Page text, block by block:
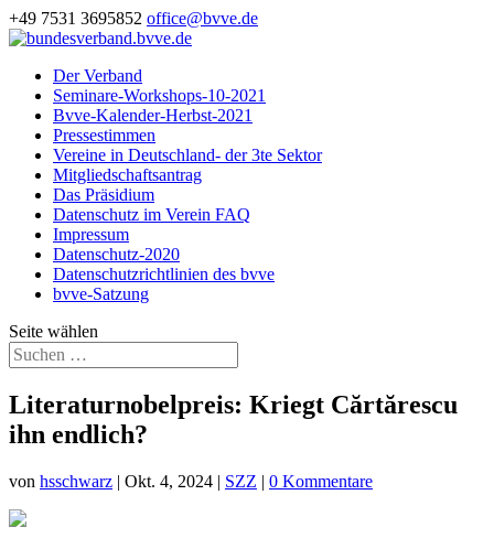
+49 7531 3695852 office@bvve.de
Der Verband
Seminare-Workshops-10-2021
Bvve-Kalender-Herbst-2021
Pressestimmen
Vereine in Deutschland- der 3te Sektor
Mitgliedschaftsantrag
Das Präsidium
Datenschutz im Verein FAQ
Impressum
Datenschutz-2020
Datenschutzrichtlinien des bvve
bvve-Satzung
Seite wählen
Literaturnobelpreis: Kriegt Cărtărescu
ihn endlich?
von hsschwarz | Okt. 4, 2024 | SZZ | 0 Kommentare